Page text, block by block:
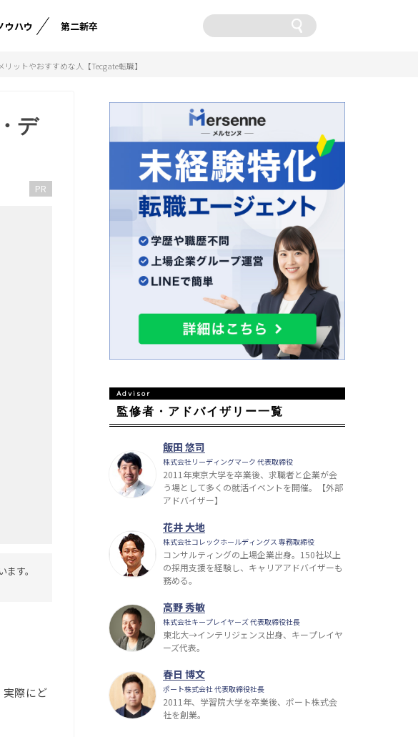
ウハウ 第二新卒
ットやおすすめな人【Tecgate転職】
デ
PR
す。
際にど
監修者・アドバイザリー一覧
飯田 悠司
株式会社リーディングマーク 代表取締役
2011年東京大学を卒業後、求職者と企業が会
う場として多くの就活イベントを開催。【外部
アドバイザー】
花井 大地
株式会社コレックホールディングス 専務取締役
コンサルティングの上場企業出身。150社以上
の採用支援を経験し、キャリアアドバイザーも
務める。
高野 秀敏
株式会社キープレイヤーズ 代表取締役社長
東北大→インテリジェンス出身、キープレイヤ
ーズ代表。
春日 博文
ポート株式会社 代表取締役社長
2011年、学習院大学を卒業後、ポート株式会
社を創業。